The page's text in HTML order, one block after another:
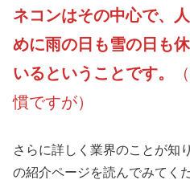
ネコンはその中心で、
めに雨の日も雪の日も
いるということです。
慣ですが）
さらに詳しく業界のことが知
の紹介ページを読んでみてく